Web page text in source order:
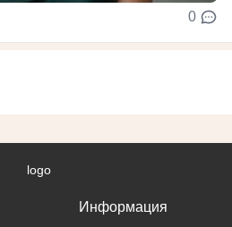
0
Информация